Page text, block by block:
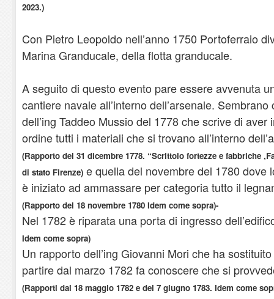
2023.)
Con Pietro Leopoldo nell’anno 1750 Portoferraio
Marina Granducale, della flotta granducale.
A seguito di questo evento pare essere avvenuta
cantiere navale all’interno dell’arsenale.
dell’ing Taddeo Mussio del 1778 che scrive di
ordine tutti i materiali che si trovano all’interno
(Rapporto del 31 dicembre 1778. “Scrittoio fortezze e fabbriche
di stato Firenze) e quella del novembre del 1780 dove
è iniziato ad ammassare per categoria tutto il
(Rapporto del 18 novembre 1780 Idem come sopra)-
Nel 1782 è riparata una porta di ingresso
Idem come sopra)
Un rapporto dell’ing Giovanni Mori che ha
partire dal marzo 1782 fa conoscere che si
(Rapporti dal 18 maggio 1782 e del 7 giugno 1783. Idem come